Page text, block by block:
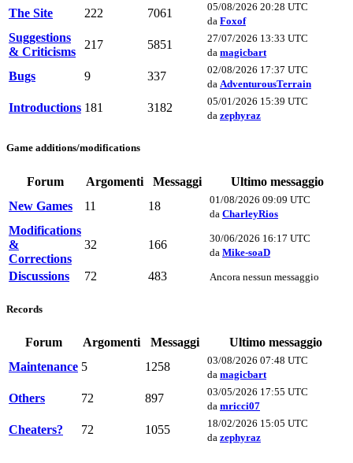
The Site
222 7061
05/08/2026 20:28 UTC
da Foxof
Suggestions
& Criticisms
217 5851
27/07/2026 13:33 UTC
da magicbart
Bugs 9 337
02/08/2026 17:37 UTC
da AdventurousTerrain
Introductions 181 3182
05/01/2026 15:39 UTC
da zephyraz
Game additions/modifications
Forum Argomenti Messaggi
Ultimo messaggio
New Games
11 18
01/08/2026 09:09 UTC
da CharleyRios
Modifications
&
Corrections
32 166
30/06/2026 16:17 UTC
da Mike-soaD
Discussions 72 483 Ancora nessun messaggio
Records
Forum Argomenti Messaggi
Ultimo messaggio
Maintenance 5 1258
03/08/2026 07:48 UTC
da magicbart
Others 72 897
03/05/2026 17:55 UTC
da mricci07
Cheaters? 72 1055
18/02/2026 15:05 UTC
da zephyraz